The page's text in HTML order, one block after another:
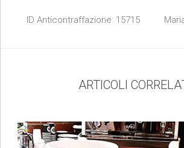
ID Anticontraffazione: 15715
ARTICOLI